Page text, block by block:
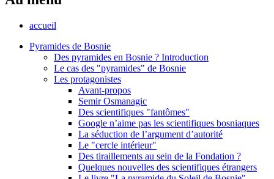
accueil
Pyramides de Bosnie
Des pyramides en Bosnie ? Introduction
Le cas des "pyramides" de Bosnie
Les protagonistes
Avant-propos
Semir Osmanagic
Des scientifiques "fantômes"
Google n’aime pas les scientifiques bosniaques
La séduction de l’argument d’autorité
Le "cercle intérieur"
Des tiraillements au sein de la Fondation ?
Quelques nouvelles des scientifiques étrangers